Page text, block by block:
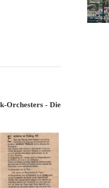
Orchesters - Die